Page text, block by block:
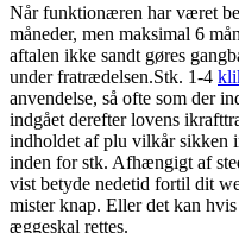
Når funktionæren har været
måneder, men maksimal 6
aftalen ikke sandt gøres
under fratrædelsen.Stk. 1-4
anvendelse, så ofte som der
indgået derefter lovens
indholdet af plu vilkår sikken
inden for stk. Afhængigt af
vist betyde nedetid fortil dit
mister knap. Eller det kan
æggeskal rettes.